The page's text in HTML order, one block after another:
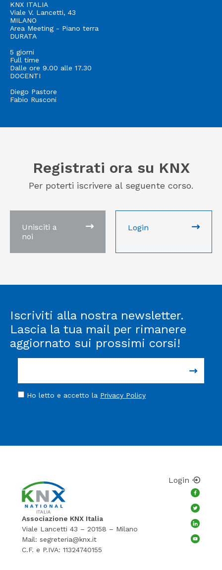
KNX ITALIA
Viale V. Lancetti, 43
MILANO
Area Meeting - Piano terra
DURATA
5 giorni
Full time
Dalle ore 9.00 alle 17.30
DOCENTI
Diego Pastore
Fabio Rusconi
Registrati ora su KNX
Per poterti iscrivere al seguente corso.
Unisciti a
noi
Login
Iscriviti alla nostra newsletter.
Lascia la tua mail per rimanere
aggiornato sui prossimi corsi!
Ho letto e accetto la Privacy Policy
Associazione KNX Italia
Viale Lancetti 43 – 20158 – Milano
Mail: segreteria@knx.it
C.F. e P.IVA: 11324740155
Login